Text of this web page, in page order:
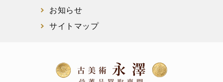
お知らせ
サイトマップ